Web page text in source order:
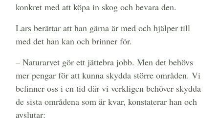
konkret med att köpa in skog och bevara den.
Lars berättar att han gärna är med och hjälper till
med det han kan och brinner för.
– Naturarvet gör ett jättebra jobb. Men det behövs
mer pengar för att kunna skydda större områden. Vi
befinner oss i en tid där vi verkligen behöver skydda
de sista områdena som är kvar, konstaterar han och
avslutar: